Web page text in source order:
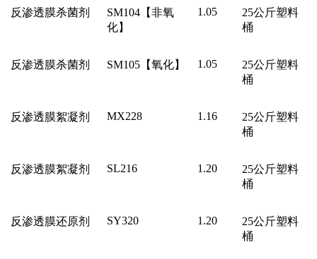
反渗透膜杀菌剂 SM104 【非氧
化】
1.05 25公斤塑料
桶
反渗透膜杀菌剂 SM105 【氧化】 1.05 25公斤塑料
桶
反渗透膜絮凝剂 MX228 1.16 25公斤塑料
桶
反渗透膜絮凝剂 SL216 1.20 25公斤塑料
桶
反渗透膜还原剂 SY320 1.20 25公斤塑料
桶